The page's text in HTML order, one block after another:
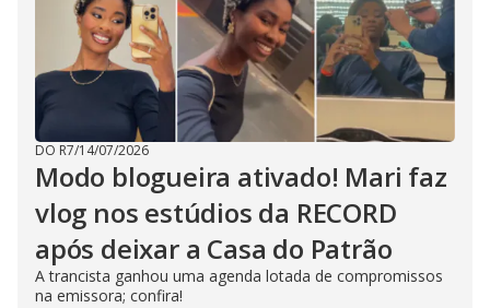
DO R7/14/07/2026
Modo blogueira ativado! Mari faz
vlog nos estúdios da RECORD
após deixar a Casa do Patrão
A trancista ganhou uma agenda lotada de compromissos
na emissora; confira!